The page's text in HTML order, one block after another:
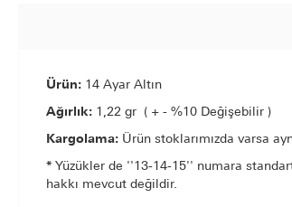
Ürün: 14 Ayar Altın
Ağırlık: 1,22 gr ( + - %10 Değişebilir )
Kargolama: Ürün stoklarımızda varsa
* Yüzükler de ''13-14-15'' numara
hakkı mevcut değildir.